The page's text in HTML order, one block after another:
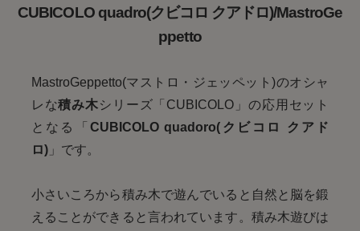
CUBICOLO quadro(クビコロ クアドロ)/MastroGe
ppetto
MastroGeppetto(マストロ・ジェッペット)のオシャ
レな積み木シリーズ「CUBICOLO」の応用セット
となる「CUBICOLO quadoro(クビコロ クアド
ロ)」です。
小さいころから積み木で遊んでいると自然と脳を鍛
えることができると言われています。積み木遊びは